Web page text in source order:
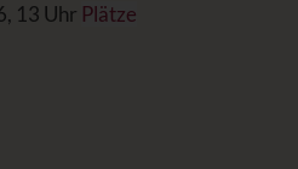
13 Uhr Plätze